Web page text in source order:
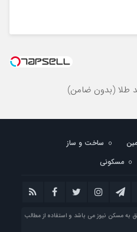
ساخت و ساز
مسکونی
مسکن نیوز می باشد و استفاده از مطالب